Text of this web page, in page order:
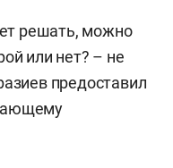
решать, можно
или нет? – не
предоставил